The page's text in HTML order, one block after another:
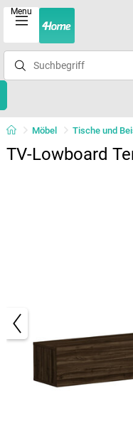
Menu
Möbel Tische und
TV-Lowboard